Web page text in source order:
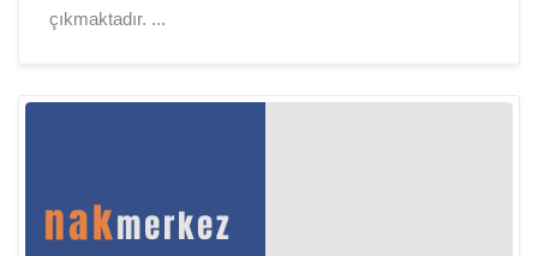
çıkmaktadır. ...